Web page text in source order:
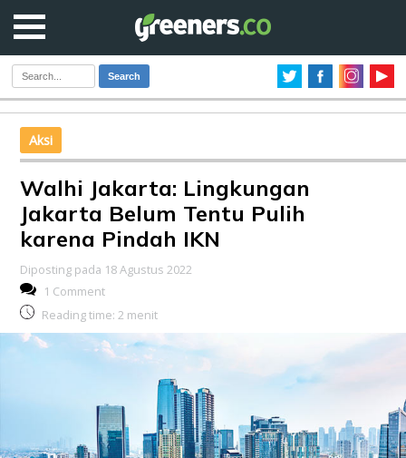
Search
Aksi
Walhi Jakarta: Lingkungan
Jakarta Belum Tentu Pulih
karena Pindah IKN
Diposting pada 18 Agustus 2022
1 Comment
Reading time: 2 menit